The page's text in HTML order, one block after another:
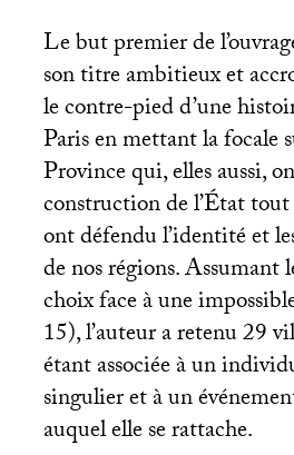
Le but premier de
son titre ambitieux et
le contre-pied d’une
Paris en mettant la focale
Province qui, elles aussi,
construction de l’État tout
ont défendu l’identité et
de nos régions. Assumant
choix face à une
15), l’auteur a retenu 29
étant associée à un
singulier et à un
auquel elle se rattache.